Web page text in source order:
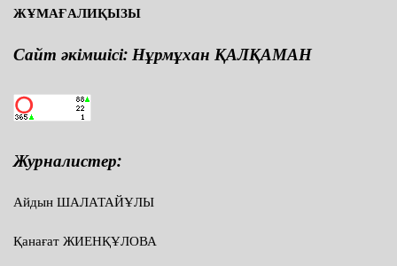
ЖҰМАҒАЛИҚЫЗЫ
Сайт әкімшісі: Нұрмұхан ҚАЛҚАМАН
Журналистер:
Айдын ШАЛАТАЙҰЛЫ
Қанағат ЖИЕНҚҰЛОВА